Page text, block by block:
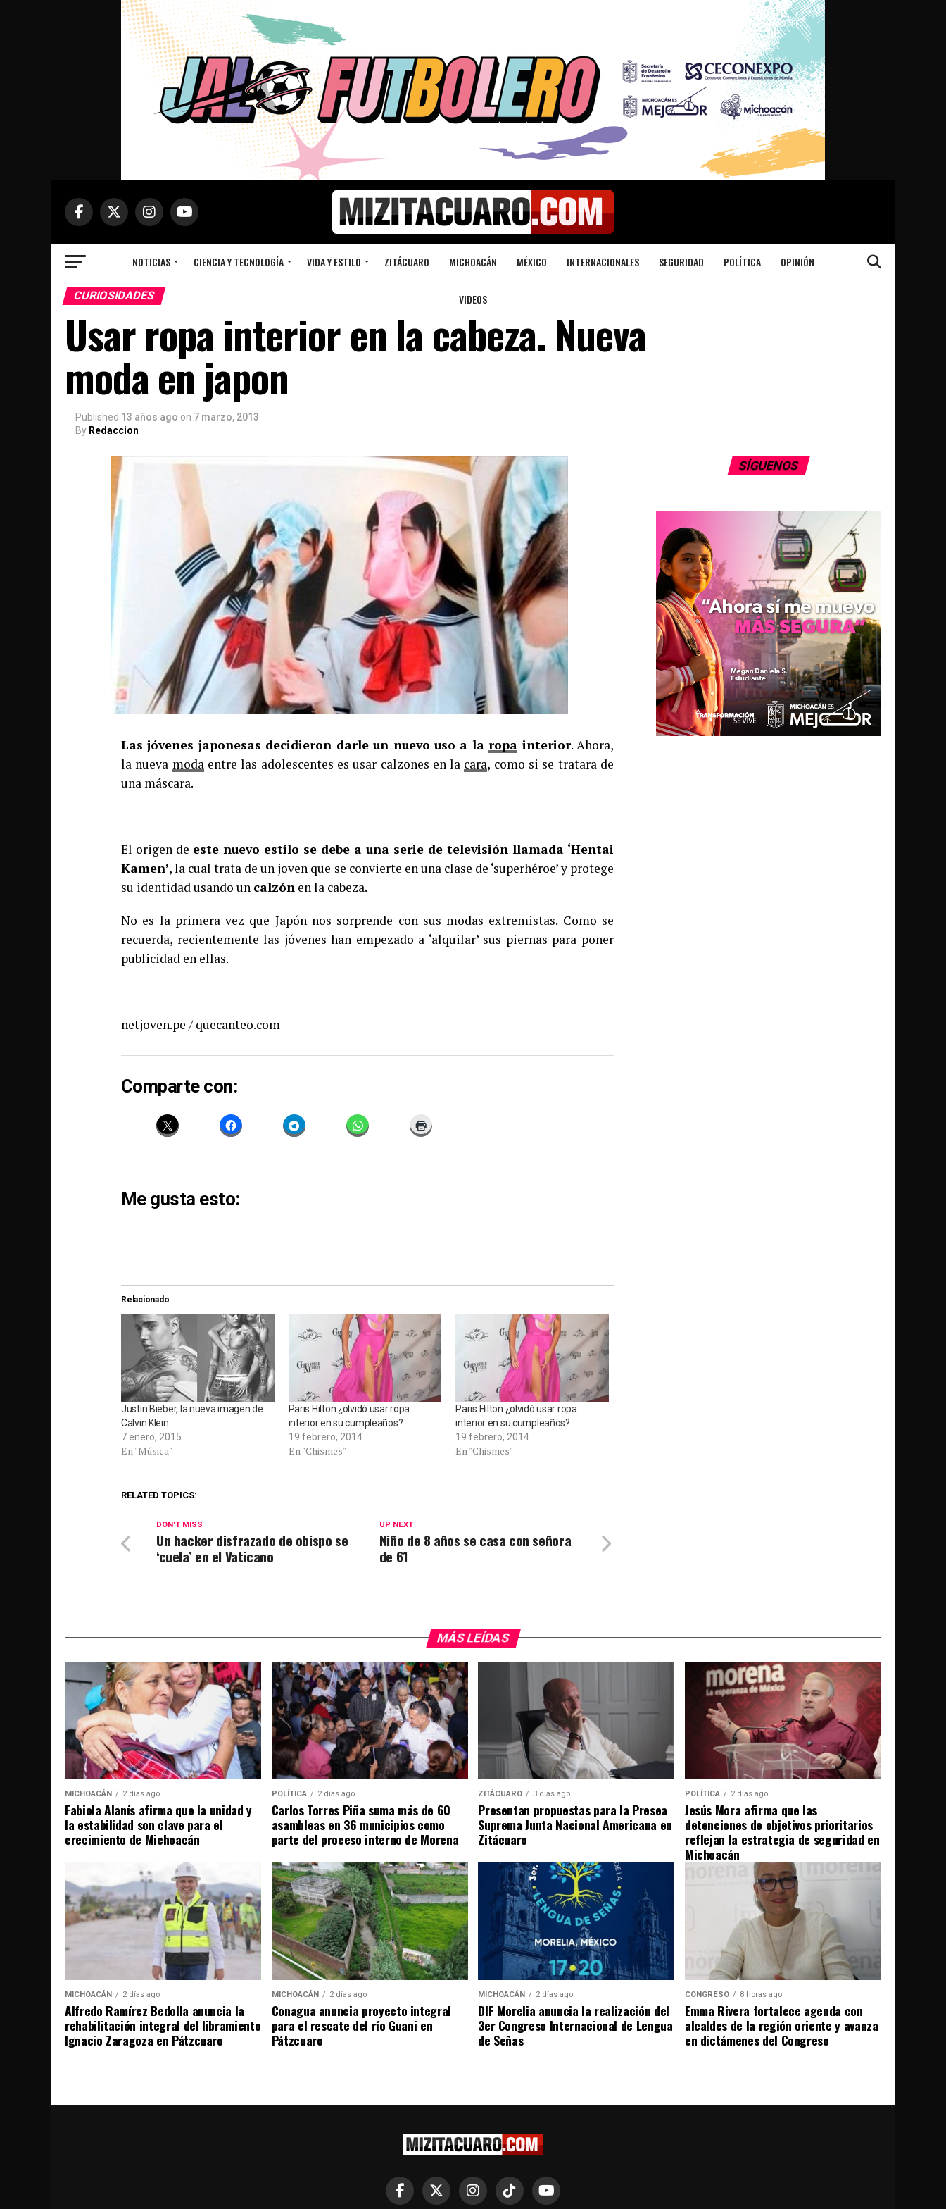
NOTICIAS CIENCIA Y TECNOLOGÍA VIDA Y ESTILO ZITÁCUARO MICHOACÁN MÉXICO INTERNACIONALES SEGURIDAD POLÍTICA OPINIÓN
VIDEOS
CURIOSIDADES
Usar ropa interior en la cabeza. Nueva
moda en japon
Published 13 años ago on 7 marzo, 2013
By Redaccion
Las jóvenes japonesas decidieron darle un nuevo uso a laropa interior. Ahora,
la nueva modaentre las adolescentes es usar calzones en la cara, como si se tratara de
una máscara.
El origen de este nuevo estilo se debe a una serie de televisión llamada ‘Hentai
Kamen’, la cual trata de un joven que se convierte en una clase de ‘superhéroe’ y protege
su identidad usando un calzón en la cabeza.
No es la primera vez que Japón nos sorprende con sus modas extremistas. Como se
recuerda, recientemente las jóvenes han empezado a ‘alquilar’ sus piernas para poner
publicidad en ellas.
netjoven.pe / quecanteo.com
Comparte con:
Me gusta esto:
Relacionado
Justin Bieber, la nueva imagen de
Calvin Klein
7 enero, 2015
En "Música"
Paris Hilton ¿olvidó usar ropa
interior en su cumpleaños?
19 febrero, 2014
En "Chismes"
Paris Hilton ¿olvidó usar ropa
interior en su cumpleaños?
19 febrero, 2014
En "Chismes"
RELATED TOPICS:
UP NEXT
Niño de 8 años se casa con señora
de 61
DON'T MISS
Un hacker disfrazado de obispo se
‘cuela’ en el Vaticano
SÍGUENOS
MÁS LEÍDAS
MICHOACÁN 2 días ago
Fabiola Alanís afirma que la unidad y
la estabilidad son clave para el
crecimiento de Michoacán
POLÍTICA 2 días ago
Carlos Torres Piña suma más de 60
asambleas en 36 municipios como
parte del proceso interno de Morena
ZITÁCUARO 3 días ago
Presentan propuestas para la Presea
Suprema Junta Nacional Americana en
Zitácuaro
POLÍTICA 2 días ago
Jesús Mora afirma que las
detenciones de objetivos prioritarios
reflejan la estrategia de seguridad en
Michoacán
MICHOACÁN 2 días ago
Alfredo Ramírez Bedolla anuncia la
rehabilitación integral del libramiento
Ignacio Zaragoza en Pátzcuaro
MICHOACÁN 2 días ago
Conagua anuncia proyecto integral
para el rescate del río Guani en
Pátzcuaro
MICHOACÁN 2 días ago
DIF Morelia anuncia la realización del
3er Congreso Internacional de Lengua
de Señas
CONGRESO 8 horas ago
Emma Rivera fortalece agenda con
alcaldes de la región oriente y avanza
en dictámenes del Congreso